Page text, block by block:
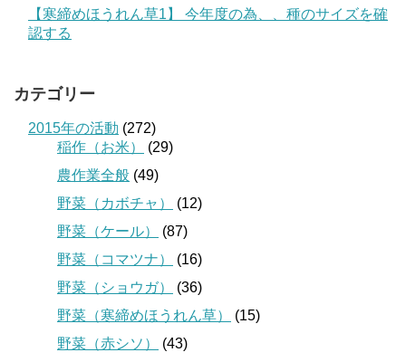
【寒締めほうれん草1】 今年度の為、、種のサイズを確
認する
カテゴリー
2015年の活動 (272)
稲作（お米）
(29)
農作業全般 (49)
野菜（カボチャ）
(12)
野菜（ケール）
(87)
野菜（コマツナ）
(16)
野菜（ショウガ）
(36)
野菜（寒締めほうれん草）
(15)
野菜（赤シソ）
(43)